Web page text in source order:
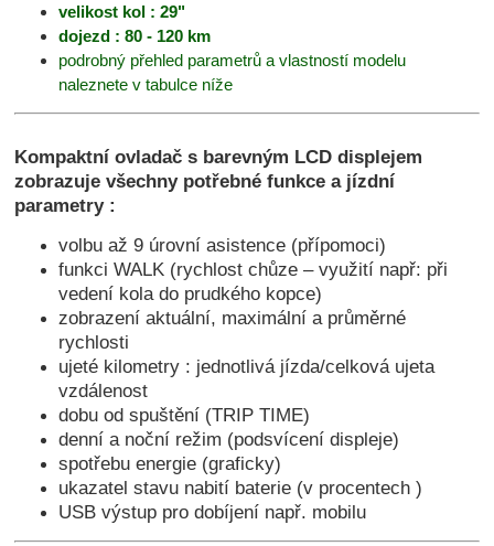
velikost kol : 29"
dojezd : 80 - 120 km
podrobný přehled parametrů a vlastností modelu
naleznete v tabulce níže
Kompaktní ovladač s barevným LCD displejem
zobrazuje všechny potřebné funkce a jízdní
parametry :
volbu až 9 úrovní asistence (přípomoci)
funkci WALK (rychlost chůze – využití např: při
vedení kola do prudkého kopce)
zobrazení aktuální, maximální a průměrné
rychlosti
ujeté kilometry : jednotlivá jízda/celková ujeta
vzdálenost
dobu od spuštění (TRIP TIME)
denní a noční režim (podsvícení displeje)
spotřebu energie (graficky)
ukazatel stavu nabití baterie (v procentech )
USB výstup pro dobíjení např. mobilu